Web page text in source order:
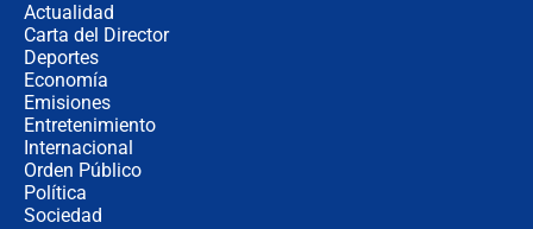
Actualidad
Carta del Director
Deportes
Economía
Emisiones
Entretenimiento
Internacional
Orden Público
Política
Sociedad